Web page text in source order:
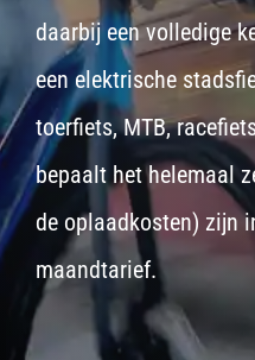
daarbij een volledige
eenelektrische
toerfiets,MTB,
bepaalt het helemaal
de oplaadkosten) zijn
maandtarief.